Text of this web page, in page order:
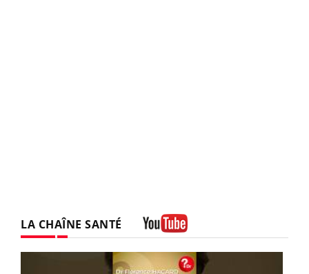
LA CHAÎNE SANTÉ